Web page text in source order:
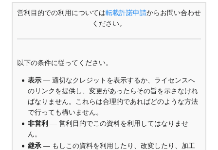
営利目的での利用については転載許諾申請からお問い合わせ
ください。
以下の条件に従ってください。
表示 — 適切なクレジットを表示するか、ライセンスへ
のリンクを提供し、変更があったらその旨を示さなけれ
ばなりません。これらは合理的であればどのような方法
で行っても構いません。
非営利 — 営利目的でこの資料を利用してはなりませ
ん。
継承 — もしこの資料を利用したり、改変したり、加工